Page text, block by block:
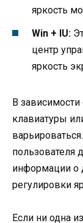
яркость
Win + IU:
центр
яркость
В
клавиатуры
пользователя
информации о
регулировки
Если ни одна